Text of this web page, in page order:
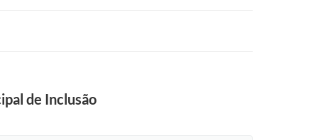
de Inclusão